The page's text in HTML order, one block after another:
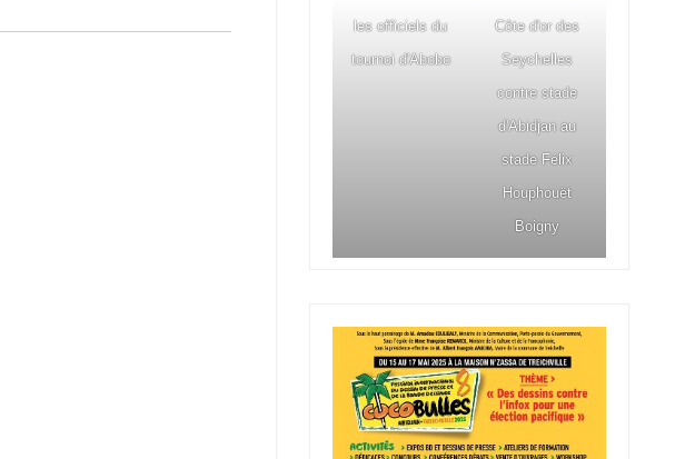
les officiels du
tournoi d'Abobo
Côte d'or des
Seychelles
contre stade
d'Abidjan au
stade Félix
Houphouët
Boigny